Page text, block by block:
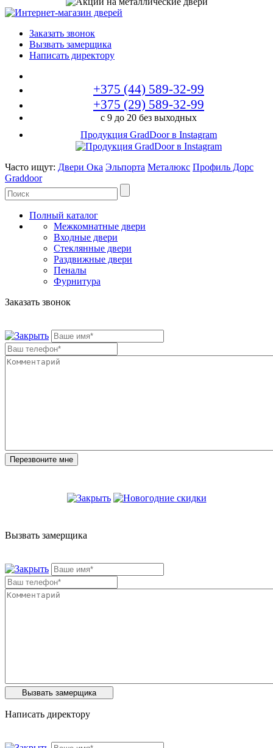
Заказать звонок
Вызвать замерщика
Написать директору
+375 (44) 589-32-99
+375 (29) 589-32-99
с 9 до 20 без выходных
Продукция GradDoor в Instagram
Часто ищут: Двери Ока Эльпорта Металюкс Профиль Дорс
Graddoor
Полный каталог
Межкомнатные двери
Входные двери
Стеклянные двери
Раздвижные двери
Пеналы
Фурнитура
Заказать звонок
Вызвать замерщика
Написать директору